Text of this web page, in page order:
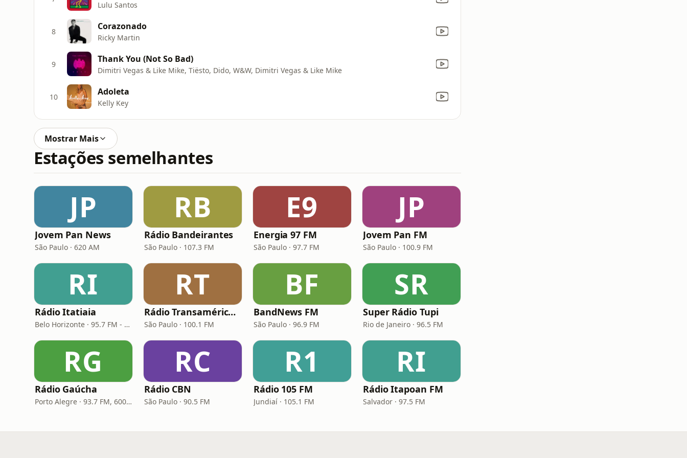
Lulu Santos
8 Corazonado
Ricky Martin
9 Thank You (Not So Bad)
Dimitri Vegas & Like Mike, Tiësto, Dido, W&W, Dimitri Vegas & Like Mike
10 Adoleta
Kelly Key
Mostrar Mais
Estações semelhantes
JP
Jovem Pan News
São Paulo · 620 AM
RB
Rádio Bandeirantes
São Paulo · 107.3 FM
E9
Energia 97 FM
São Paulo · 97.7 FM
JP
Jovem Pan FM
São Paulo · 100.9 FM
RI
Rádio Itatiaia
Belo Horizonte · 95.7 FM - 610 AM
RT
Rádio Transamérica (TMC)
São Paulo · 100.1 FM
BF
BandNews FM
São Paulo · 96.9 FM
SR
Super Rádio Tupi
Rio de Janeiro · 96.5 FM
RG
Rádio Gaúcha
Porto Alegre · 93.7 FM, 600 AM
RC
Rádio CBN
São Paulo · 90.5 FM
R1
Rádio 105 FM
Jundiaí · 105.1 FM
RI
Rádio Itapoan FM
Salvador · 97.5 FM